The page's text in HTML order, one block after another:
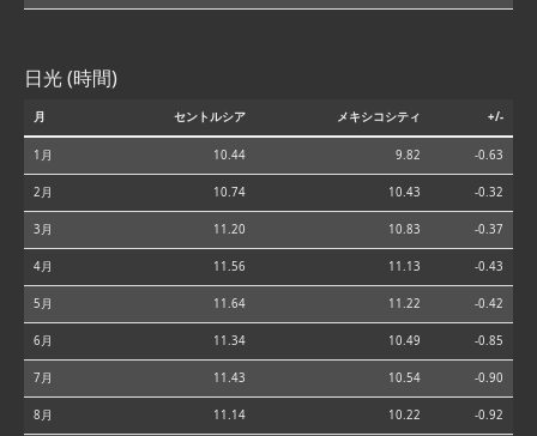
日光 (時間)
月 セントルシア メキシコシティ +/-
1月 10.44 9.82 -0.63
2月 10.74 10.43 -0.32
3月 11.20 10.83 -0.37
4月 11.56 11.13 -0.43
5月 11.64 11.22 -0.42
6月 11.34 10.49 -0.85
7月 11.43 10.54 -0.90
8月 11.14 10.22 -0.92